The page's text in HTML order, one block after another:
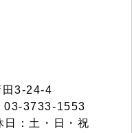
3-24-4
03-3733-1553
：土・日・祝